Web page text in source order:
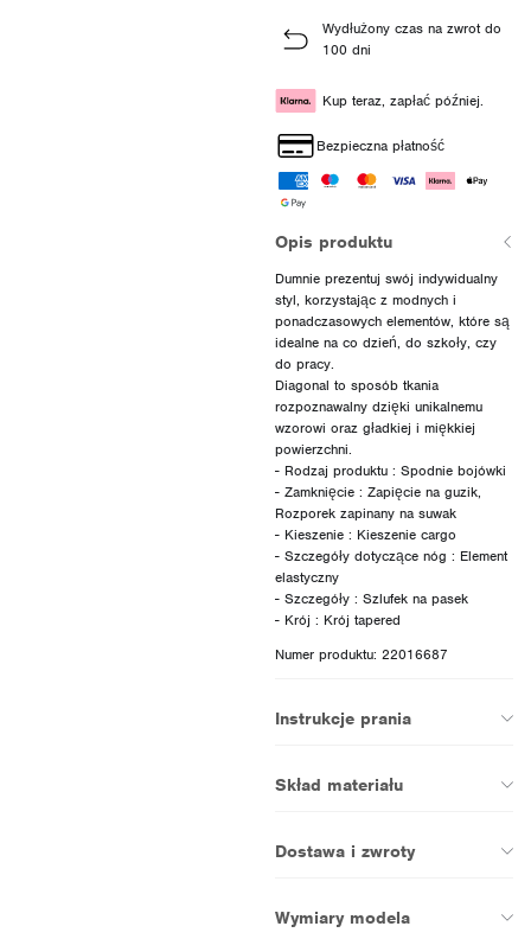
Wydłużony czas na zwrot do
100 dni
Kup teraz, zapłać później.
Bezpieczna płatność
Opis produktu
Dumnie prezentuj swój indywidualny
styl, korzystając z modnych i
ponadczasowych elementów, które są
idealne na co dzień, do szkoły, czy
do pracy.
Diagonal to sposób tkania
rozpoznawalny dzięki unikalnemu
wzorowi oraz gładkiej i miękkiej
powierzchni.
- Rodzaj produktu : Spodnie bojówki
- Zamknięcie : Zapięcie na guzik,
Rozporek zapinany na suwak
- Kieszenie : Kieszenie cargo
- Szczegóły dotyczące nóg : Element
elastyczny
- Szczegóły : Szlufek na pasek
Numer produktu: 22016687
Instrukcje prania
Skład materiału
Dostawa i zwroty
Wymiary modela